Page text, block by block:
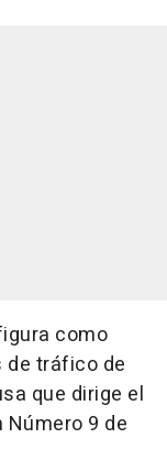
como
tráfico de
que dirige el
9 de